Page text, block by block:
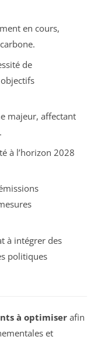
en cours,
de
majeur, affectant
à l’horizon 2028
à intégrer des
politiques
à optimiser afin
et